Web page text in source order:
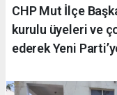
CHP Mut İlçe
kurulu üyeleri ve
ederek Yeni